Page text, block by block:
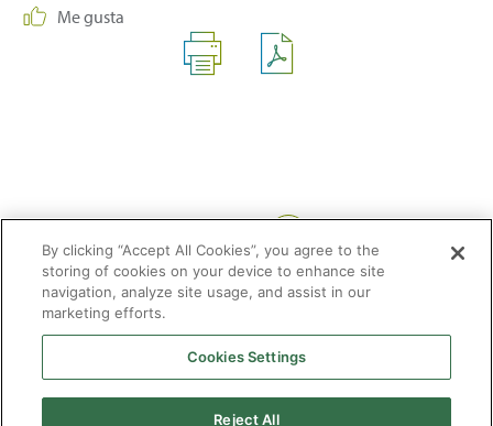
Me gusta
By clicking “Accept All Cookies”, you agree to the
storing of cookies on your device to enhance site
navigation, analyze site usage, and assist in our
marketing efforts.
Cookies Settings
Reject All